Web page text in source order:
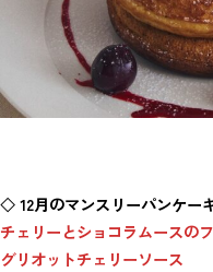
◇ 12月のマンスリーパンケー
チェリーとショコラムースの
グリオットチェリーソース